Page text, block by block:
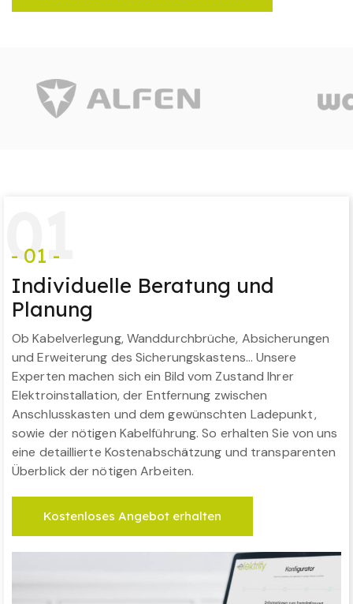
01
- 01 -
Individuelle Beratung und
Planung
Ob Kabelverlegung, Wanddurchbrüche, Absicherungen
und Erweiterung des Sicherungskastens… Unsere
Experten machen sich ein Bild vom Zustand Ihrer
Elektroinstallation, der Entfernung zwischen
Anschlusskasten und dem gewünschten Ladepunkt,
sowie der nötigen Kabelführung. So erhalten Sie von uns
eine detaillierte Kostenabschätzung und transparenten
Überblick der nötigen Arbeiten.
Kostenloses Angebot erhalten